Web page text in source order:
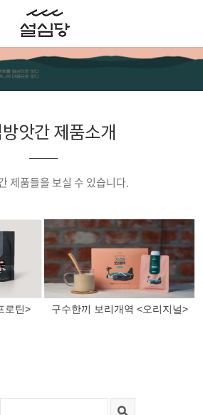
앗간 제품소개
제품들을 보실 수 있습니다.
로틴> 구수한끼 보리개역 <오리지널>